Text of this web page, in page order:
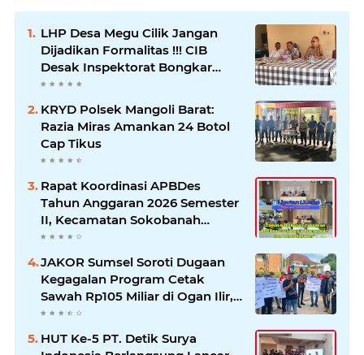
LHP Desa Megu Cilik Jangan
Dijadikan Formalitas !!! CIB
Desak Inspektorat Bongkar
Seluruh Fakta dan Hentikan
Dugaan Permainan Oknum
KRYD Polsek Mangoli Barat:
Razia Miras Amankan 24 Botol
Cap Tikus
Rapat Koordinasi APBDes
Tahun Anggaran 2026 Semester
II, Kecamatan Sokobanah
Libatkan 12 Desa
JAKOR Sumsel Soroti Dugaan
Kegagalan Program Cetak
Sawah Rp105 Miliar di Ogan Ilir,
Desak Kadis Pertanian Mundur
HUT Ke-5 PT. Detik Surya